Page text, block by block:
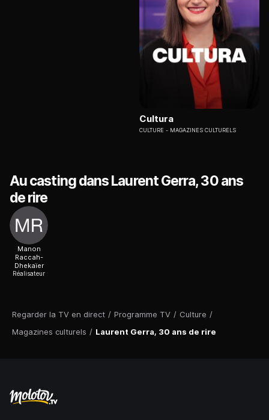
Regarder la TV en direct / Programme TV / Culture /
Magazines culturels / Laurent Gerra, 30 ans de rire
Cultura
CULTURE MAGAZINES CULTURELS
Au casting dans Laurent Gerra, 30 ans
de rire
Manon
Raccah-
Dhekaïer
Réalisateur